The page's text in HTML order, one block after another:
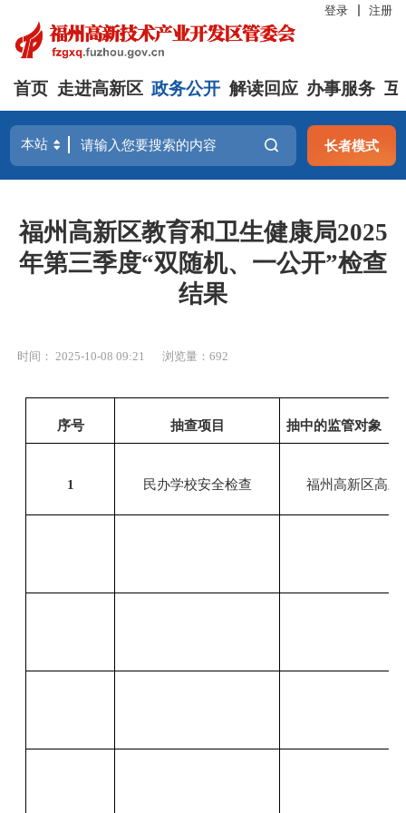
登录 注册
首页 走进高新区 政务公开 解读回应 办事服务 互
长者模式
福州高新区教育和卫生健康局2025
年第三季度“双随机、一公开”检查
结果
时间： 2025-10-08 09:21 浏览量：692
序号 抽查项目 抽中的监管对象
1 民办学校安全检查 福州高新区高宏